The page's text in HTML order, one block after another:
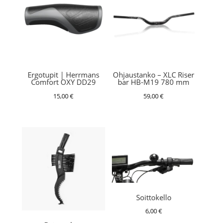
Ergotupit | Herrmans
Comfort OXY DD29
15,00€
Ohjaustanko – XLC Riser
bar HB-M19 780 mm
59,00€
Soittokello
6,00€